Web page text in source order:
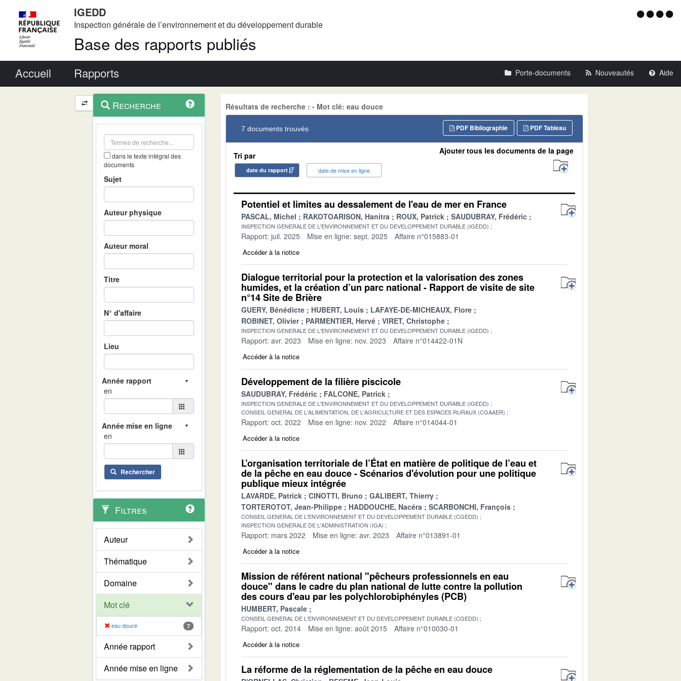
IGEDD
Inspection générale de l’environnement et du développement durable
Base des rapports publiés
Menu
Accueil Rapports Porte-documents Nouveautés Aide
Navigation
et
outils
contextuel
Recherche
dans le texte intégral des
documents
Sujet
Auteur physique
Auteur moral
Titre
N° d'affaire
Lieu
en
en
Rechercher
Filtres
Auteur
Thématique
Domaine
Mot clé
eau douce 7
Année rapport
Année mise en ligne
Résultats de recherche : - Mot clé: eau douce
7 documents trouvés PDF Tableau
PDF Bibliographie
Tri par
date du rapport date de mise en ligne
Ajouter tous les documents de la page
Potentiel et limites au dessalement de l'eau de mer en France
PASCAL, Michel RAKOTOARISON, Hanitra ROUX, Patrick SAUDUBRAY, Frédéric
INSPECTION GENERALE DE L'ENVIRONNEMENT ET DU DEVELOPPEMENT DURABLE (IGEDD)
Rapport: juil. 2025 Mise en ligne: sept. 2025 Affaire n°015883-01
Accéder à la notice
Dialogue territorial pour la protection et la valorisation des zones
humides, et la création d’un parc national - Rapport de visite de site
n°14 Site de Brière
GUERY, Bénédicte HUBERT, Louis
LAFAYE-DE-MICHEAUX, Flore
ROBINET, Olivier
PARMENTIER, Hervé VIRET, Christophe
INSPECTION GENERALE DE L'ENVIRONNEMENT ET DU DEVELOPPEMENT DURABLE (IGEDD)
Rapport: avr. 2023 Mise en ligne: nov. 2023 Affaire n°014422-01N
Accéder à la notice
Développement de la filière piscicole
SAUDUBRAY, Frédéric FALCONE, Patrick
INSPECTION GENERALE DE L'ENVIRONNEMENT ET DU DEVELOPPEMENT DURABLE (IGEDD)
CONSEIL GENERAL DE L'ALIMENTATION, DE L'AGRICULTURE ET DES ESPACES RURAUX (CGAAER)
Rapport: oct. 2022 Mise en ligne: nov. 2022 Affaire n°014044-01
Accéder à la notice
L’organisation territoriale de l’État en matière de politique de l’eau et
de la pêche en eau douce - Scénarios d'évolution pour une politique
publique mieux intégrée
LAVARDE, Patrick CINOTTI, Bruno
GALIBERT, Thierry
TORTEROTOT, Jean-Philippe
HADDOUCHE, Nacéra SCARBONCHI, François
CONSEIL GENERAL DE L'ENVIRONNEMENT ET DU DEVELOPPEMENT DURABLE (CGEDD)
INSPECTION GENERALE DE L'ADMINISTRATION (IGA)
Rapport: mars 2022 Mise en ligne: avr. 2023 Affaire n°013891-01
Accéder à la notice
Mission de référent national "pêcheurs professionnels en eau
douce" dans le cadre du plan national de lutte contre la pollution
des cours d'eau par les polychlorobiphényles (PCB)
HUMBERT, Pascale
CONSEIL GENERAL DE L'ENVIRONNEMENT ET DU DEVELOPPEMENT DURABLE (CGEDD)
Rapport: oct. 2014 Mise en ligne: août 2015 Affaire n°010030-01
Accéder à la notice
La réforme de la réglementation de la pêche en eau douce